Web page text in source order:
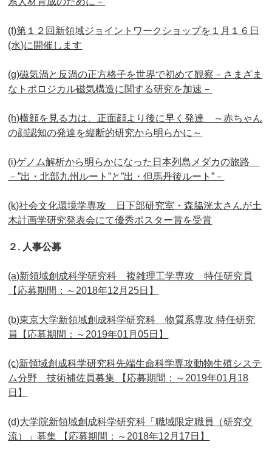
(f)第１２回新領域ジョイントワークショップを１月１６日
(水)に開催します
(g)磁気渦と反渦の正方格子を世界で初めて観察－さまざま
なトポロジカル磁気構造に関する研究を加速－
(h)横顔を見る力は、正面顔より後に早く発達 ～赤ちゃん
の顔認知の発達を縦断的研究から明らかに～
(i)ゲノム解析から明らかになった日本列島メダカの旅路
－”出・北部九州ルート”と”出・但馬丹後ルート”－
(k)社会文化環境学専攻 日下部研究室・森脇洸太さんが土
木計画学研究発表会にて優秀ポスター賞を受賞
２. 人事公募
(a)新領域創成科学研究科 複雑理工学専攻 特任研究員
【応募期間：～2018年12月25日】
(b)東京大学新領域創成科学研究科 物質系専攻 特任研究
員【応募期間：～2019年01月05日】
(c)新領域創成科学研究科先端生命科学専攻動物生殖システ
ム分野 技術補佐員募集 【応募期間：～2019年01月18
日】
(d)大学院新領域創成科学研究科「職域限定職員（研究交
流）」募集 【応募期間：～2018年12月17日】